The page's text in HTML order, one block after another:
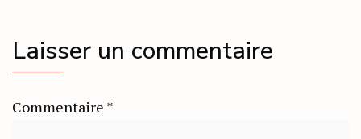
Laisser un commentaire
Commentaire *